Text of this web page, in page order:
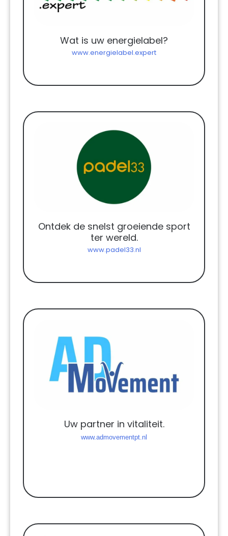
Wat is uw energielabel?
www.energielabel.expert
Ontdek de snelst groeiende sport
ter wereld.
www.padel33.nl
Uw partner in vitaliteit.
www.admovementpt.nl